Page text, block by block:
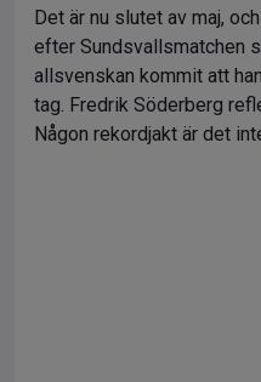
Det är nu slutet av maj,
efter Sundsvallsmatchen
allsvenskan kommit att
tag. Fredrik Söderberg
Någon rekordjakt är det